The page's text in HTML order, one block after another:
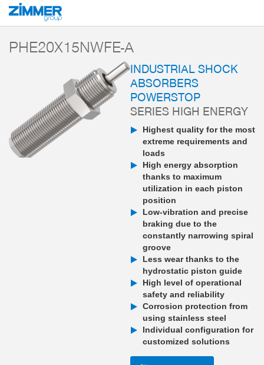
Start Products
PHE20X15NWFE-A
INDUSTRIAL SHOCK
ABSORBERS
POWERSTOP
SERIES HIGH ENERGY
Highest quality for the most
extreme requirements and
loads
High energy absorption
thanks to maximum
utilization in each piston
position
Low-vibration and precise
braking due to the
constantly narrowing spiral
groove
Less wear thanks to the
hydrostatic piston guide
High level of operational
safety and reliability
Corrosion protection from
using stainless steel
Individual configuration for
customized solutions